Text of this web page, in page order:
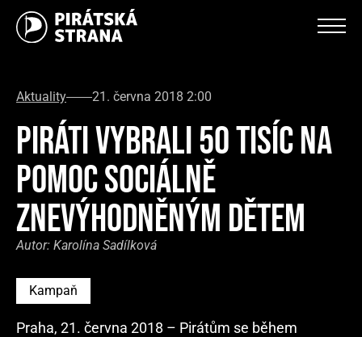
Aktuality 21. června 2018 2:00
PIRÁTI VYBRALI 50 TISÍC NA
POMOC SOCIÁLNĚ
ZNEVÝHODNĚNÝM DĚTEM
Autor: Karolína Sadílková
Kampaň
Praha, 21. června 2018 – Pirátům se během